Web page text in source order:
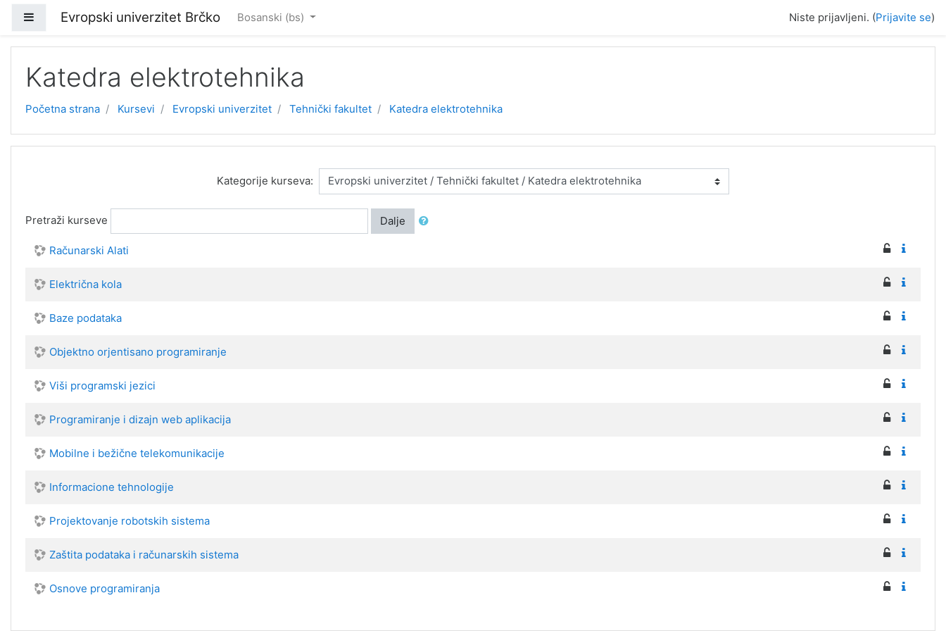
Side panel
Evropski univerzitet Brčko Bosanski ‎(bs)‎ Niste prijavljeni. (Prijavite se)
Katedra elektrotehnika
Početna strana Kursevi Evropski univerzitet Tehnički fakultet Katedra elektrotehnika
Kategorije kurseva:
Pretraži kurseve Dalje
Računarski Alati
Električna kola
Baze podataka
Objektno orjentisano programiranje
Viši programski jezici
Programiranje i dizajn web aplikacija
Mobilne i bežične telekomunikacije
Informacione tehnologije
Projektovanje robotskih sistema
Zaštita podataka i računarskih sistema
Osnove programiranja